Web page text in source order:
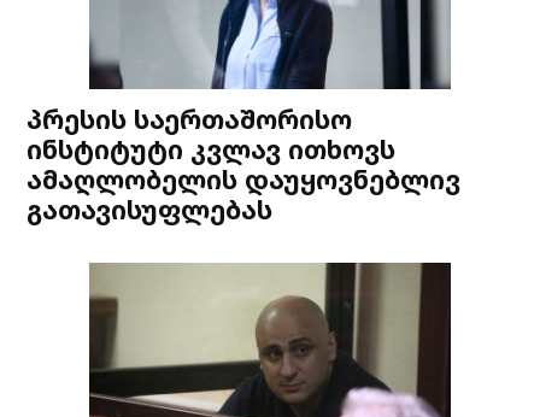
პრესის საერთაშორისო
ინსტიტუტი კვლავ ითხოვს
ამაღლობელის დაუყოვნებლივ
გათავისუფლებას